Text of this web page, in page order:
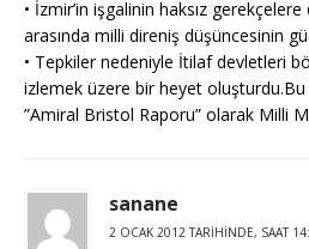
• İzmir’in işgalinin haksız gerekçelere
arasında milli direniş düşüncesinin
• Tepkiler nedeniyle İtilaf devletleri
izlemek üzere bir heyet oluşturdu.Bu
”Amiral Bristol Raporu” olarak Milli
sanane
2 OCAK 2012 TARIHINDE, SAAT